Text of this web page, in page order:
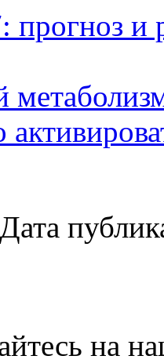
прогноз и
Дата
на